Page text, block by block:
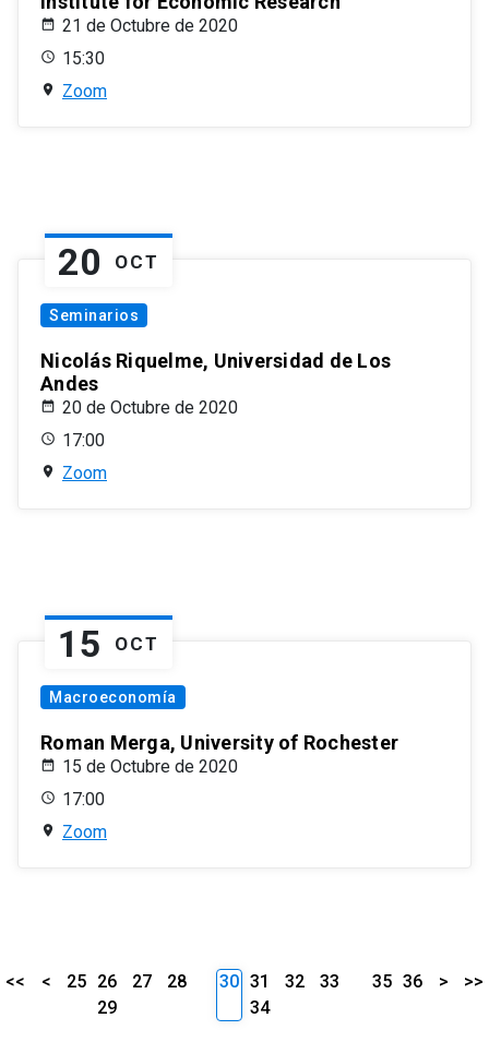
21 de Octubre de 2020
15:30
Zoom
20 OCT
Seminarios
Nicolás Riquelme, Universidad de Los
Andes
20 de Octubre de 2020
17:00
Zoom
15 OCT
Macroeconomía
Roman Merga, University of Rochester
15 de Octubre de 2020
17:00
Zoom
<< < 25 26 27
28
29
30 31 32
33
34
35 36 > >>